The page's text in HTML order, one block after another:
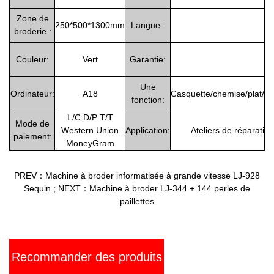
Zone de
broderie :
250*500*1300mm Langue :
Couleur: Vert Garantie:
Ordinateur: A18
Une
fonction:
Casquette/chemise/plat/
Mode de
paiement:
L/C D/P T/T
Western Union
MoneyGram
Application: Ateliers de
PREV：Machine à broder informatisée à grande vitesse LJ-928
Sequin ; NEXT：Machine à broder LJ-344 + 144 perles de
paillettes
Recommander des produits